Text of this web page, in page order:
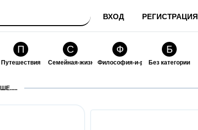
ВХОД РЕГИСТРАЦИЯ
П
Путешествия
С
Семейная-жизнь
Ф
Философия-и-религия
Б
Без категории